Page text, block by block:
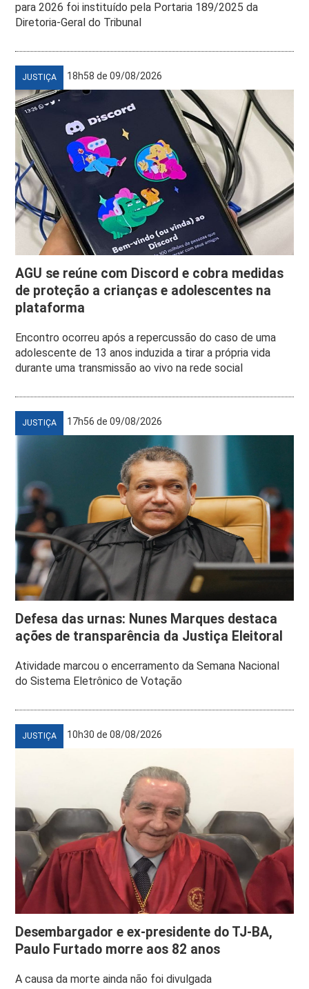
para 2026 foi instituído pela Portaria 189/2025 da
Diretoria-Geral do Tribunal
JUSTIÇA 18h58 de 09/08/2026
AGU se reúne com Discord e cobra medidas
de proteção a crianças e adolescentes na
plataforma
Encontro ocorreu após a repercussão do caso de uma
adolescente de 13 anos induzida a tirar a própria vida
durante uma transmissão ao vivo na rede social
JUSTIÇA 17h56 de 09/08/2026
Defesa das urnas: Nunes Marques destaca
ações de transparência da Justiça Eleitoral
Atividade marcou o encerramento da Semana Nacional
do Sistema Eletrônico de Votação
JUSTIÇA 10h30 de 08/08/2026
Desembargador e ex-presidente do TJ-BA,
Paulo Furtado morre aos 82 anos
A causa da morte ainda não foi divulgada